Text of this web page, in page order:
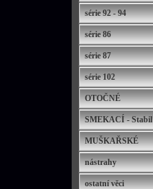
série 92 - 94
série 86
série 87
série 102
OTOČNÉ
SMEKACÍ - Stabil
MUŠKAŘSKÉ
nástrahy
ostatní věci